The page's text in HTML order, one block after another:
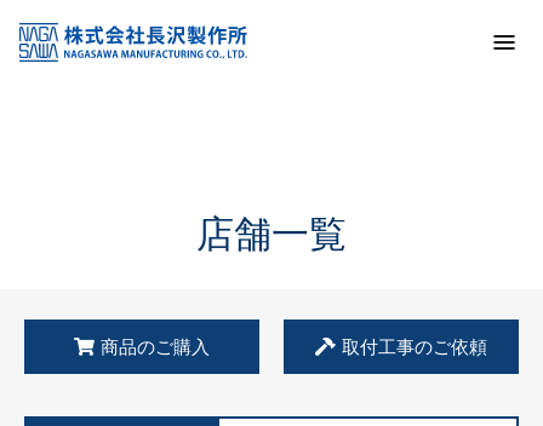
KSS加盟店・取扱店情報
店舗一覧
店舗一覧
商品のご購入 取付工事のご依頼